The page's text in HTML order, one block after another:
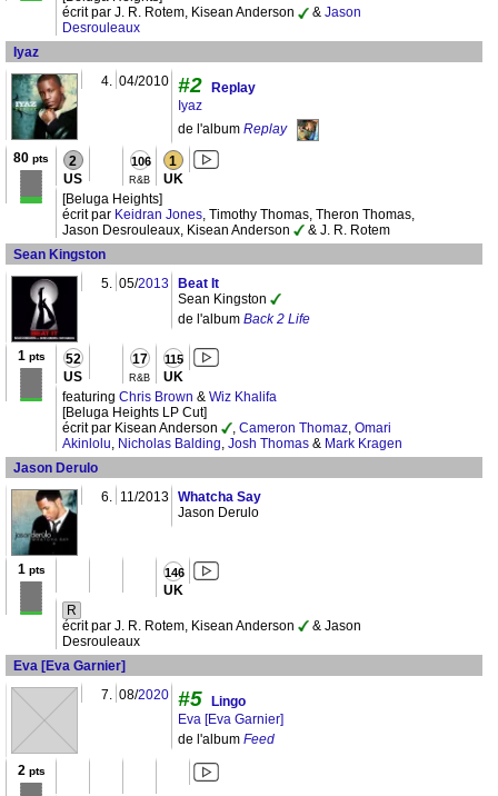
écrit par J. R. Rotem, Kisean Anderson
& Jason
Desrouleaux
Iyaz
4.
04/2010 #2 Replay
Iyaz
de l'album Replay
80 pts 2
US
106
R&B
1
UK
[Beluga Heights]
écrit par Keidran Jones , Timothy Thomas, Theron Thomas,
Jason Desrouleaux, Kisean Anderson
& J. R. Rotem
Sean Kingston
5.
05/2013
Beat It
Sean Kingston
de l'album Back 2 Life
1 pts 52
US
17
R&B
115
UK
featuring Chris Brown & Wiz Khalifa
[Beluga Heights LP Cut]
écrit par Kisean Anderson
Cameron Thomaz Omari
Akinlolu Nicholas Balding Josh Thomas & Mark Kragen
Jason Derulo
6.
11/2013
Whatcha Say
Jason Derulo
1 pts
146
UK
R
écrit par J. R. Rotem, Kisean Anderson
& Jason
Desrouleaux
Eva [Eva Garnier]
7.
08/2020 #5 Lingo
Eva [Eva Garnier]
de l'album Feed
2 pts